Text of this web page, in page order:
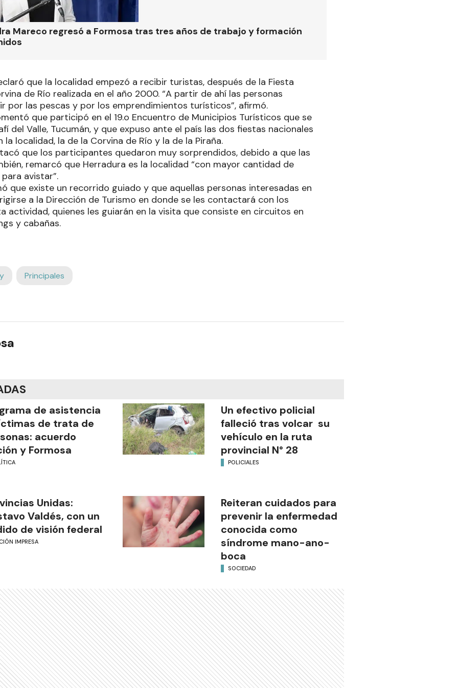
Mareco regresó a Formosa tras tres años de trabajo y formación
que la localidad empezó a recibir turistas, después de la Fiesta
de Río realizada en el año 2000. “A partir de ahí las personas
por las pescas y por los emprendimientos turísticos”, afirmó.
que participó en el 19.o Encuentro de Municipios Turísticos que se
del Valle, Tucumán, y que expuso ante el país las dos fiestas nacionales
la localidad, la de la Corvina de Río y la de la Piraña.
que los participantes quedaron muy sorprendidos, debido a que las
remarcó que Herradura es la localidad “con mayor cantidad de
avistar”.
que existe un recorrido guiado y que aquellas personas interesadas en
a la Dirección de Turismo en donde se les contactará con los
actividad, quienes les guiarán en la visita que consiste en circuitos en
y cabañas.
Principales
de asistencia
de trata de
acuerdo
y Formosa
Un efectivo policial
falleció tras volcar su
vehículo en la ruta
provincial N° 28
POLICIALES
Unidas:
Valdés, con un
de visión federal
IMPRESA
Reiteran cuidados para
prevenir la enfermedad
conocida como
síndrome mano-ano-
boca
SOCIEDAD